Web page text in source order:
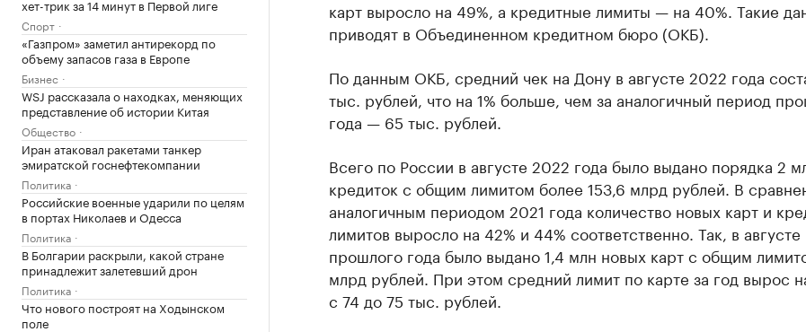
хет-трик за 14 минут в Первой лиге
Спорт
«Газпром» заметил антирекорд по
объему запасов газа в Европе
Бизнес
WSJ рассказала о находках, меняющих
представление об истории Китая
Общество
Иран атаковал ракетами танкер
эмиратской госнефтекомпании
Политика
Российские военные ударили по целям
в портах Николаев и Одесса
Политика
В Болгарии раскрыли, какой стране
принадлежит залетевший дрон
Политика
Что нового построят на Ходынском
поле
карт выросло на 49%, а кредитные лимиты — на 40%. Такие
приводят в Объединенном кредитном бюро (ОКБ).
По данным ОКБ, средний чек на Дону в августе 2022 года
тыс. рублей, что на 1% больше, чем за аналогичный период
года — 65 тыс. рублей.
Всего по России в августе 2022 года было выдано порядка 2
кредиток с общим лимитом более 153,6 млрд рублей. В
аналогичным периодом 2021 года количество новых карт и
лимитов выросло на 42% и 44% соответственно. Так, в августе
прошлого года было выдано 1,4 млн новых карт с общим
млрд рублей. При этом средний лимит по карте за год вырос
с 74 до 75 тыс. рублей.